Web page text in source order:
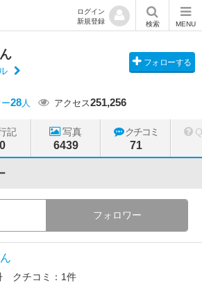
ログイン
新規登録
検索 MENU
フォローする
28人 アクセス251,256
記 写真
6439
クチコミ
71
フォロワー
クチコミ：1件